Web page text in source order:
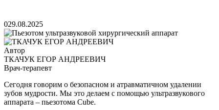
029.08.2025
Автор
ТКАЧУК ЕГОР АНДРЕЕВИЧ
Врач-терапевт
Сегодня говорим о безопасном и атравматичном удалении
зубов мудрости. Мы это делаем с помощью ультразвукового
аппарата – пьезотома Cube.